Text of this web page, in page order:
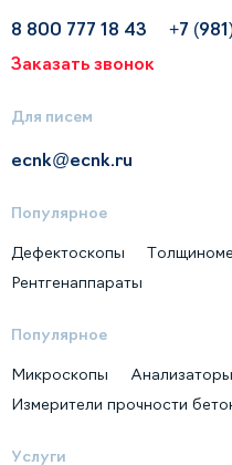
8 800 777 18 43
+7
Заказать звонок
Для писем
ecnk@ecnk.ru
Популярное
Дефектоскопы
Рентгенаппараты
Популярное
Микроскопы
Измерители прочности
Услуги